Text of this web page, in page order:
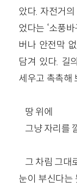
았다. 자전거
었다는 ‘소풍
버나 안전막
담겨 있다. 길
세우고 촉촉해
땅 위에
그냥 자리를
그 차림 그대
눈이 부신다는